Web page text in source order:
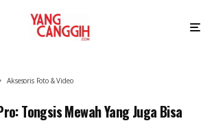
Aksesoris Foto & Video
Tongsis Mewah Yang Juga Bisa